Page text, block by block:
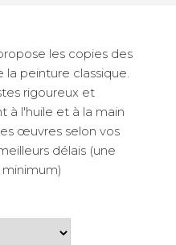
les copies des
peinture classique.
rigoureux et
à l'huile et à la main
œuvres selon vos
délais (une